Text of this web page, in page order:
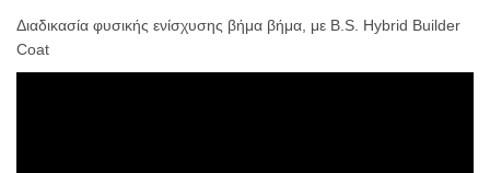
Διαδικασία φυσικής ενίσχυσης βήμα βήμα, με B.S. Hybrid Builder
Coat